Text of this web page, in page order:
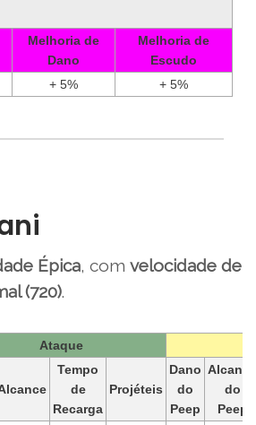
Melhoria de
Dano
Melhoria de
Escudo
+ 5% + 5%
Épica, com velocidade de
(720).
Ataque
Tempo
de
Recarga
Projéteis
Dano
do
Peep
Alcance
do
Peep